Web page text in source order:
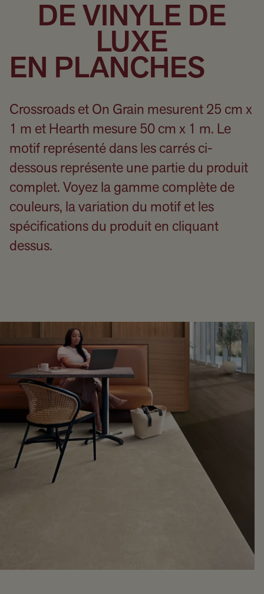
DE VINYLE DE
LUXE
EN PLANCHES
Crossroads et On Grain mesurent 25 cm x
1 m et Hearth mesure 50 cm x 1 m. Le
motif représenté dans les carrés ci-
dessous représente une partie du produit
complet. Voyez la gamme complète de
couleurs, la variation du motif et les
spécifications du produit en cliquant
dessus.